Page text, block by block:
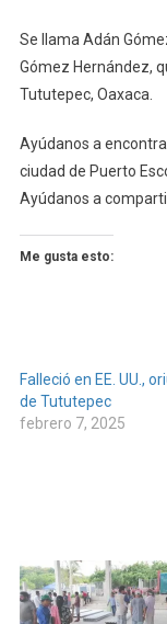
Se llama Adán
Gómez Hernández,
Tututepec, Oaxaca.
Ayúdanos a
ciudad de Puerto
Ayúdanos a
Me gusta esto:
Falleció en EE. UU.,
de Tututepec
febrero 7, 2025